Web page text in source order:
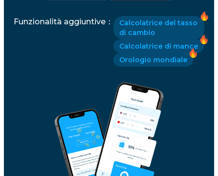
Funzionalità aggiuntive ：
Calcolatrice del tasso
di cambio
Calcolatrice di mance
Orologio mondiale